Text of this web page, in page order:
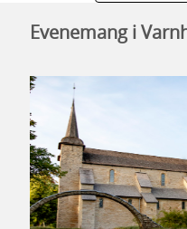
Evenemang i